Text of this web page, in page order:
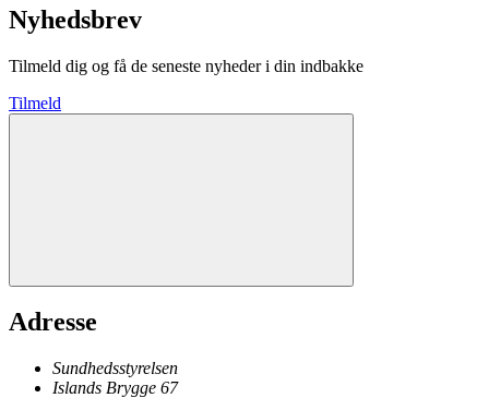
Nyhedsbrev
Tilmeld dig og få de seneste nyheder i din indbakke
Tilmeld
Adresse
Sundhedsstyrelsen
Islands Brygge 67